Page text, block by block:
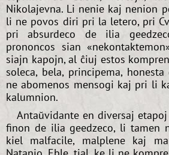
Nikolajevna. Li nenie kaj nenion
li ne povos diri pri la letero, pri
pri absurdeco de ilia
prononcos sian
siajn kapojn, al ĉiuj estos
soleca, bela, principema,
ne abomenos mensogi kaj pri li
kalumnion.
Antaŭvidante en diversaj
finon de ilia geedzeco, li tamen
kiel malfacile, malplene kaj